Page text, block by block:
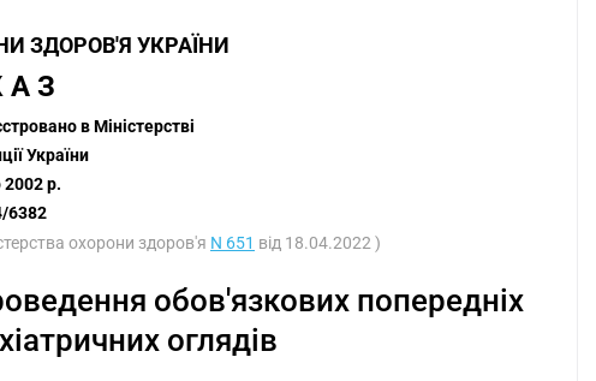
ЗДОРОВ'Я УКРАЇНИ
А З
в Міністерстві
України
2002 р.
6382
охорони здоров'я N 651 від 18.04.2022 )
обов'язкових попередніх
оглядів